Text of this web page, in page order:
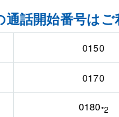
話開始番号はご
0150
0170
0180*2